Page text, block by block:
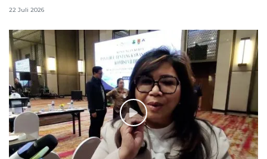
22 Juli 2026